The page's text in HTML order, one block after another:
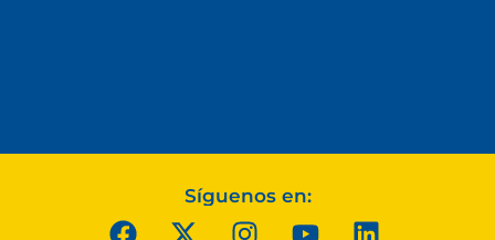
Síguenos en: